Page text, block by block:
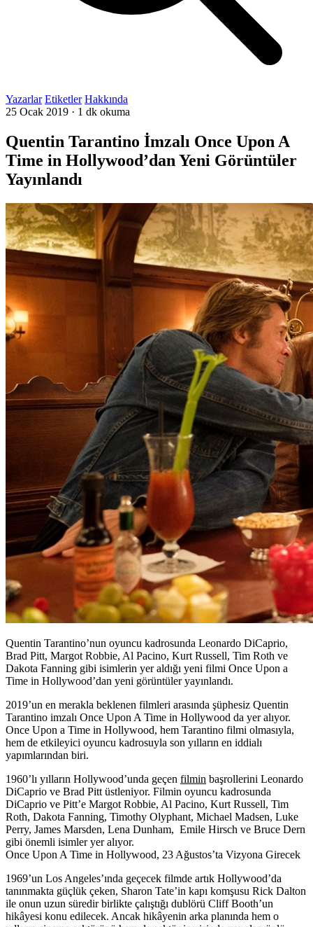
Yazarlar Etiketler Hakkında
25 Ocak 2019 · 1 dk okuma
Quentin Tarantino İmzalı Once Upon A
Time in Hollywood’dan Yeni Görüntüler
Yayınlandı
Quentin Tarantino’nun oyuncu kadrosunda Leonardo DiCaprio,
Brad Pitt, Margot Robbie, Al Pacino, Kurt Russell, Tim Roth ve
Dakota Fanning gibi isimlerin yer aldığı yeni filmi Once Upon a
Time in Hollywood’dan yeni görüntüler yayınlandı.
2019’un en merakla beklenen filmleri arasında şüphesiz Quentin
Tarantino imzalı Once Upon A Time in Hollywood da yer alıyor.
Once Upon a Time in Hollywood, hem Tarantino filmi olmasıyla,
hem de etkileyici oyuncu kadrosuyla son yılların en iddialı
yapımlarından biri.
1960’lı yılların Hollywood’unda geçen filmin başrollerini Leonardo
DiCaprio ve Brad Pitt üstleniyor. Filmin oyuncu kadrosunda
DiCaprio ve Pitt’e Margot Robbie, Al Pacino, Kurt Russell, Tim
Roth, Dakota Fanning, Timothy Olyphant, Michael Madsen, Luke
Perry, James Marsden, Lena Dunham, Emile Hirsch ve Bruce Dern
gibi önemli isimler yer alıyor.
Once Upon A Time in Hollywood, 23 Ağustos’ta Vizyona Girecek
1969’un Los Angeles’ında geçecek filmde artık Hollywood’da
tanınmakta güçlük çeken, Sharon Tate’in kapı komşusu Rick Dalton
ile onun uzun süredir birlikte çalıştığı dublörü Cliff Booth’un
hikâyesi konu edilecek. Ancak hikâyenin arka planında hem o